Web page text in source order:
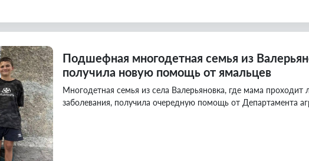
Подшефная многодетная семья из
получила новую помощь от ямальцев
Многодетная семья из села Валерьяновка, где мама проходит
заболевания, получила очередную помощь от Департамента